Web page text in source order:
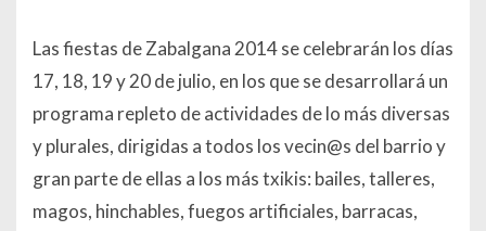
Las fiestas de Zabalgana 2014 se celebrarán los días
17, 18, 19 y 20 de julio, en los que se desarrollará un
programa repleto de actividades de lo más diversas
y plurales, dirigidas a todos los vecin@s del barrio y
gran parte de ellas a los más txikis: bailes, talleres,
magos, hinchables, fuegos artificiales, barracas,